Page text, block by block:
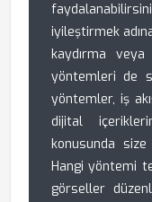
iyileştirmek
kaydırma
yöntemleri de
yöntemler, iş
dijital
konusunda size
Hangi yöntemi
görseller